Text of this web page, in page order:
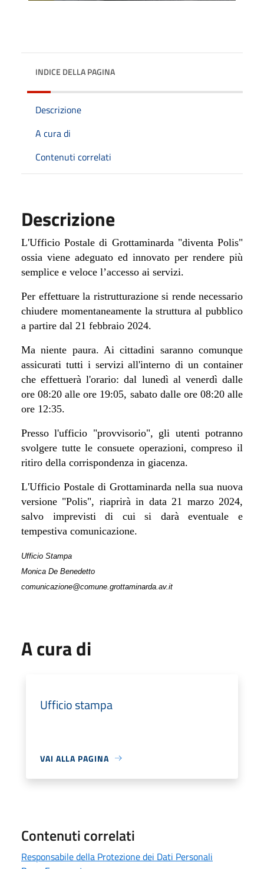
INDICE DELLA PAGINA
Descrizione
A cura di
Contenuti correlati
Descrizione
L'Ufficio Postale di Grottaminarda "diventa Polis"
ossia viene adeguato ed innovato per rendere più
semplice e veloce l’accesso ai servizi.
Per effettuare la ristrutturazione si rende necessario
chiudere momentaneamente la struttura al pubblico
a partire dal 21 febbraio 2024.
Ma niente paura. Ai cittadini saranno comunque
assicurati tutti i servizi all'interno di un container
che effettuerà l'orario: dal lunedì al venerdì dalle
ore 08:20 alle ore 19:05, sabato dalle ore 08:20 alle
ore 12:35.
Presso l'ufficio "provvisorio", gli utenti potranno
svolgere tutte le consuete operazioni, compreso il
ritiro della corrispondenza in giacenza.
L'Ufficio Postale di Grottaminarda nella sua nuova
versione "Polis", riaprirà in data 21 marzo 2024,
salvo imprevisti di cui si darà eventuale e
tempestiva comunicazione.
Ufficio Stampa
Monica De Benedetto
comunicazione@comune.grottaminarda.av.it
A cura di
Ufficio stampa
VAI ALLA PAGINA
Contenuti correlati
Responsabile della Protezione dei Dati Personali